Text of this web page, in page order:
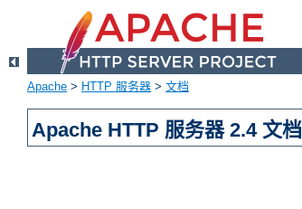
Apache > HTTP 服务器 > 文档
Apache HTTP 服务器 2.4 文档